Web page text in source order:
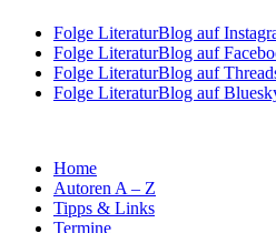
Folge LiteraturBlog auf
Folge LiteraturBlog auf
Folge LiteraturBlog auf
Folge LiteraturBlog auf
Home
Autoren A – Z
Tipps & Links
Termine